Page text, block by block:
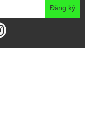
Đăng ký